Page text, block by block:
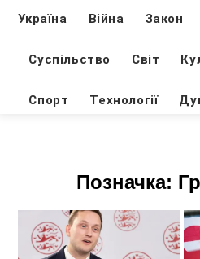
Україна Війна Закон
Суспільство Світ
Спорт Технології
Позначка: